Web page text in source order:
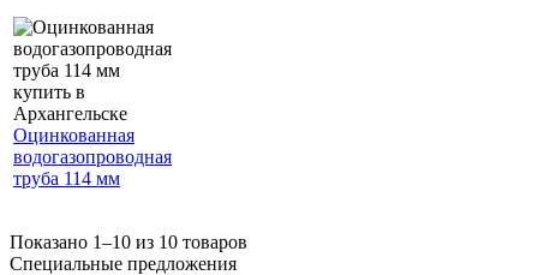
Оцинкованная
водогазопроводная
труба 114 мм
Показано 1–10 из 10 товаров
Специальные предложения